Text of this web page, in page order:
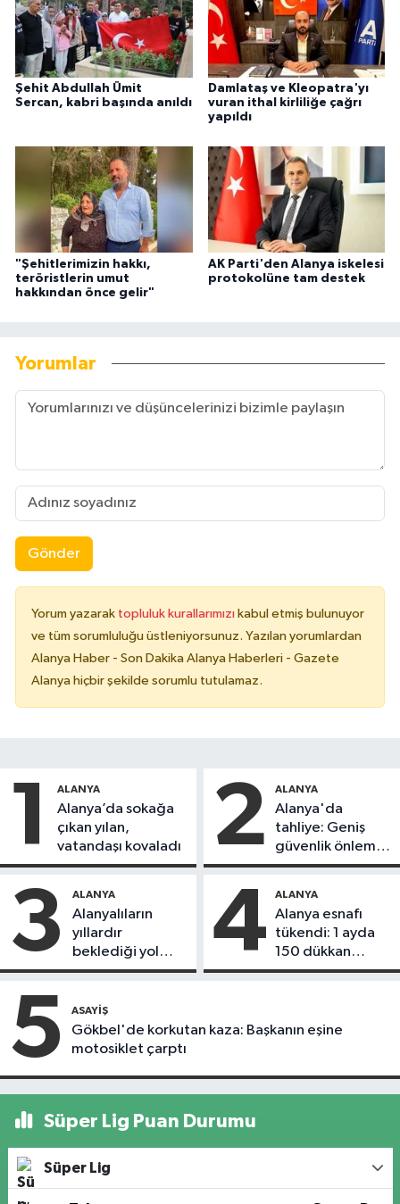
Şehit Abdullah Ümit
Sercan, kabri başında anıldı
Damlataş ve Kleopatra'yı
vuran ithal kirliliğe çağrı
yapıldı
"Şehitlerimizin hakkı,
teröristlerin umut
hakkından önce gelir"
AK Parti'den Alanya iskelesi
protokolüne tam destek
Yorumlar
Gönder
Yorum yazarak topluluk kurallarımızı kabul etmiş bulunuyor
ve tüm sorumluluğu üstleniyorsunuz. Yazılan yorumlardan
Alanya Haber - Son Dakika Alanya Haberleri - Gazete
Alanya hiçbir şekilde sorumlu tutulamaz.
1 ALANYA
Alanya’da sokağa
çıkan yılan,
vatandaşı kovaladı
2 ALANYA
Alanya'da
tahliye: Geniş
güvenlik önlemi
alındı
3 ALANYA
Alanyalıların
yıllardır
beklediği yol
askıdan döndü
4 ALANYA
Alanya esnafı
tükendi: 1 ayda
150 dükkan
kapandı
5 ASAYIŞ
Gökbel'de korkutan kaza: Başkanın eşine
motosiklet çarptı
Süper Lig Puan Durumu
Süper Lig